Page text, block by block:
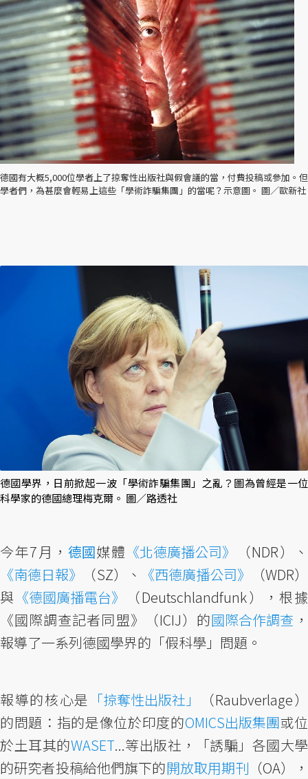
德國有大概5,000位學者上了掠奪性出版社與假會議的當，付費投稿或參加。但
學者們，為甚麼會輕易上這些「學術詐騙集團」的當呢？示意圖。 圖／歐新社
德國學界，日前掀起一波「學術詐騙集團」之亂？圖為曾經是一位
科學家的德國總理梅克爾。 圖／路透社
今年7月， 德國媒體 《北德廣播公司》
（NDR）、
《南德日報》
（SZ）、 《西德廣播公司》
（WDR）
與 《德國廣播電台》
（Deutschlandfunk），根據
《國際調查記者同盟》（ICIJ）的國際合作調查 ，
報導了一系列德國學界的「假科學」問題。
報導的核心是 「掠奪性出版社」
（Raubverlage）
的問題：指的是像位於印度的OMICS出版集團或位
於土耳其的WASET...等出版社，「誘騙」各國大學
的研究者投稿給他們旗下的開放取用期刊 （OA），